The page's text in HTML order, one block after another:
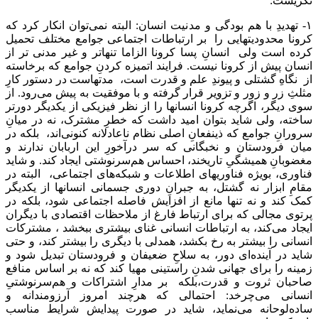
۱- تهدیدِ با هم بودگی و مدنیت انسان: البته نمی‌توان انکار کرد که
کرونا محدودیتهایی را بر ارتباطات اجتماعی جوامع مختلف تحمیل
کرده است ولی انسانِ پسا کرونا الزاما تنهاتر و غیر مدنی تر از
انسان پیش از کرونا نیست. فرایند اتمیزه کردنِ جوامع که برخاسته
از نگاهِ ‌گشتلی و پیوندِ علم و قدرت است، مدتهاست در دستور کارِ
مثلثِ زر و زور و تزویر قرار گرفته و با موفقیت به پیش می‌رود. از
سوی دیگر، اگرچه کرونا انسانها را از نظر فیزیکی از یکدیگر دورتر
ساخته، ولی شاید بتوان امید داشت که خطرِ مشترک،‌ نه در میانِ
سرورانِ جوامع که ذینفعانِ اصلی نظام ناعادلانه کنونی‌اند، بلکه در
میان فرودستان و نخبگانی که سر درآخورِ این اربابان ندارند و
مغضوبانِ همیشگیِ تاریخند، احساس هم‌سرنوشتی ایجاد کند. و شاید
فناوری، بویژه فناوریهای اطلاعات و شبکه‌های اجتماعی، البته در
مقامِ ابزار نه گشتل، به جبرانِ دوری جسمانی انسانها از یکدیگر
کمک کند و نه تنها مانع از افزایش فاصله اجتماعی شود، بلکه در
پرتوی مجالی که برای ارتباط فارغ از ملاحظات اقتصادی با دیگران
ایجاد می‌کند، به ارتباطات انسانی غنای بیشتری ببخشد ، مشترکات
انسانی را بیشتر به رخ بکشد، همدلی با دیگری را بیشتر کند، و حتی
شاید در آینده‌ای دور،‌ به سلاحِ ضعیفان و فرودستان تبدیل شود و
زمینه را برای جهانی شدنِ راستینی مهیا کند که نه بر اساس منافع
صاحبان ثروت و قدرت،بلکه بر مدارِ اشتراکات و هم‌سرنوشتیِ
انسانی می‌چرخد: احتمالی که هرچند امروز آرزومندانه و
ساده‌لوحانه می‌نماید، شاید در صورت پیدایش شرایط مناسب